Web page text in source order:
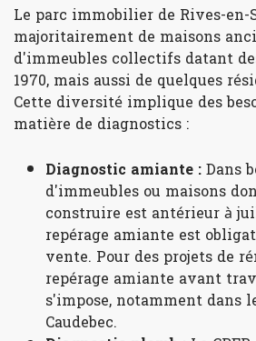
Le parc immobilier de Rives-en-
majoritairement de maisons
d'immeubles collectifs datant
1970, mais aussi de quelques
Cette diversité implique des
matière de diagnostics :
Diagnostic amiante :Dans
d'immeubles ou maisons
construire est antérieur à
repérage amiante est
vente. Pour des projets de
repérage amiante avant
s'impose, notamment dans
Caudebec.